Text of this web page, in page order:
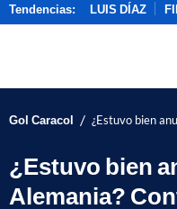
Tendencias: LUIS DÍAZ
Gol Caracol / ¿Estuvo bien
¿Estuvo bien
Alemania?